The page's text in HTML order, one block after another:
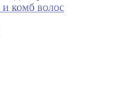
комб волос